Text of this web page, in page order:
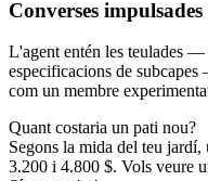
Converses
L'agent entén les teulades —
especificacions de
com un membre
Quant costaria un pati nou?
Segons la mida del teu
3.200 i 4.800 $. Vols veure